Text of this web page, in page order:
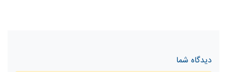
دیدگاه شما